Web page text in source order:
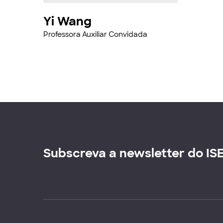
Yi Wang
Professora Auxiliar Convidada
Subscreva a newsletter do